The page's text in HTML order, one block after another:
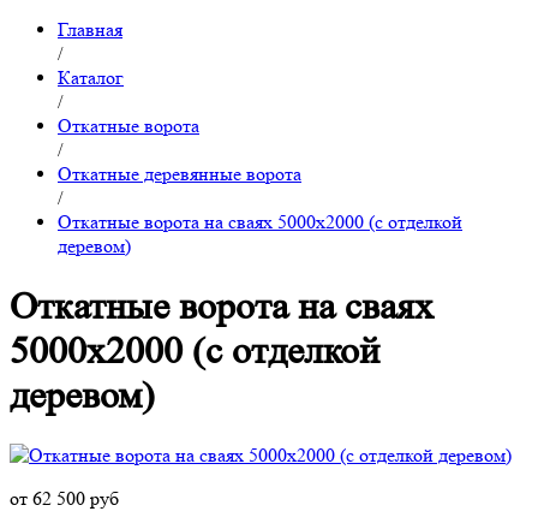
Главная
/
Каталог
/
Откатные ворота
/
Откатные деревянные ворота
/
Откатные ворота на сваях 5000x2000 (с отделкой
деревом)
Откатные ворота на сваях
5000x2000 (с отделкой
деревом)
от 62 500 руб